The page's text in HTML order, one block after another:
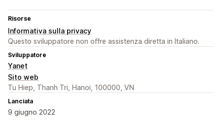
Risorse
Informativa sulla privacy
Questo sviluppatore non offre assistenza diretta in Italiano.
Sviluppatore
Yanet
Sito web
Tu Hiep, Thanh Tri, Hanoi, 100000, VN
Lanciata
9 giugno 2022